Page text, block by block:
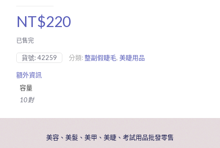
NT$220
已售完
貨號:42259 分類:整副假睫毛, 美睫用品
額外資訊
容量
10對
美容、美髮、美甲、美睫、考試用品批發零售